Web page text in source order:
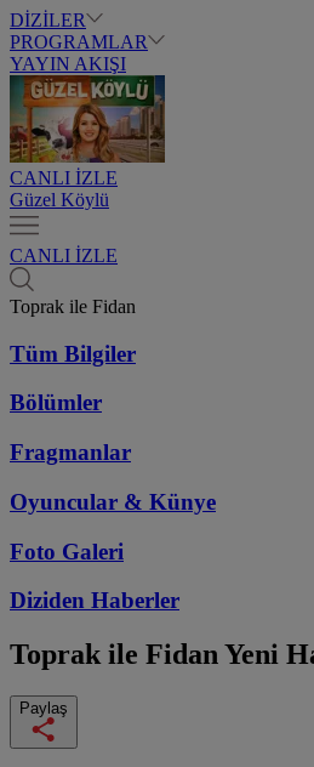
DİZİLER
PROGRAMLAR
YAYIN AKIŞI
CANLI İZLE
Güzel Köylü
CANLI İZLE
Toprak ile Fidan
Tüm Bilgiler
Bölümler
Fragmanlar
Oyuncular & Künye
Foto Galeri
Diziden Haberler
Toprak ile FidanYeni
Paylaş